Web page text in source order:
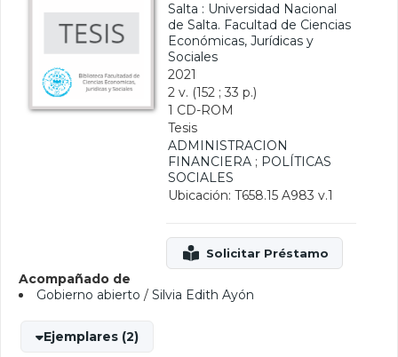
Salta : Universidad Nacional
de Salta. Facultad de Ciencias
Económicas, Jurídicas y
Sociales
2021
2 v. (152 ; 33 p.)
1 CD-ROM
Tesis
ADMINISTRACION
FINANCIERA ; POLÍTICAS
SOCIALES
Ubicación: T658.15 A983 v.1
Acompañado de
Gobierno abierto / Silvia Edith Ayón
Ejemplares (2)